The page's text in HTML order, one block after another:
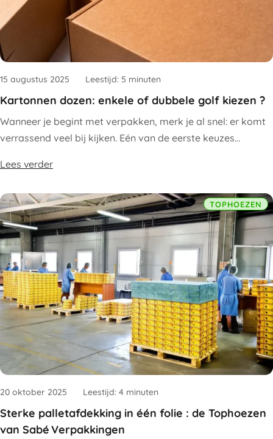
15 augustus 2025 Leestijd: 5 minuten
Kartonnen dozen: enkele of dubbele golf kiezen ?
Wanneer je begint met verpakken, merk je al snel: er komt
verrassend veel bij kijken. Eén van de eerste keuzes…
Lees verder
TOPHOEZEN
20 oktober 2025 Leestijd: 4 minuten
Sterke palletafdekking in één folie : de Tophoezen
van Sabé Verpakkingen